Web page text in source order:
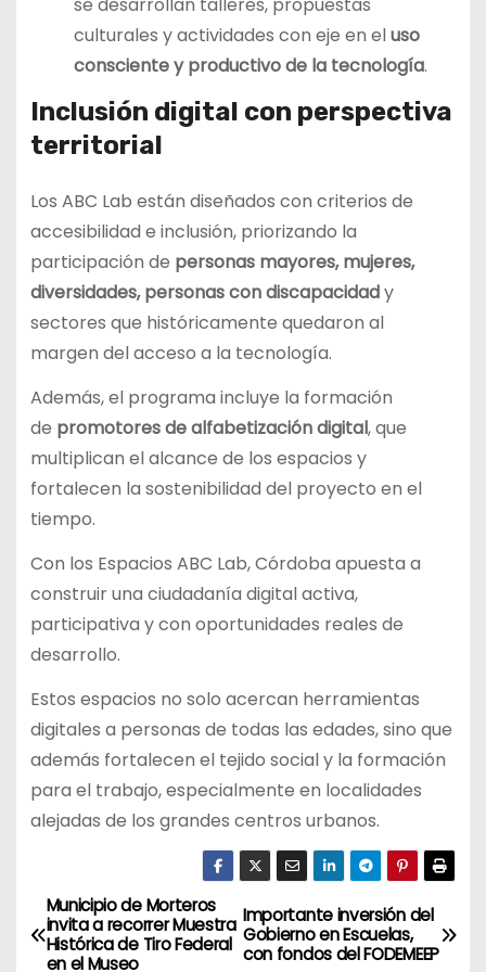
se desarrollan talleres, propuestas
culturales y actividades con eje en eluso
consciente y productivo de la tecnología.
Inclusión digital con perspectiva
territorial
Los ABC Lab están diseñados con criterios de
accesibilidad e inclusión, priorizando la
participación de personas mayores, mujeres,
diversidades, personas con discapacidady
sectores que históricamente quedaron al
margen del acceso a la tecnología.
Además, el programa incluye la formación
de promotores de alfabetización digital, que
multiplican el alcance de los espacios y
fortalecen la sostenibilidad del proyecto en el
tiempo.
Con los Espacios ABC Lab, Córdoba apuesta a
construir una ciudadanía digital activa,
participativa y con oportunidades reales de
desarrollo.
Estos espacios no solo acercan herramientas
digitales a personas de todas las edades, sino que
además fortalecen el tejido social y la formación
para el trabajo, especialmente en localidades
alejadas de los grandes centros urbanos.
N
a
Importante inversión del
Gobierno en Escuelas,
con fondos del FODEMEEP
Municipio de Morteros
invita a recorrer Muestra
Histórica de Tiro Federal
en el Museo